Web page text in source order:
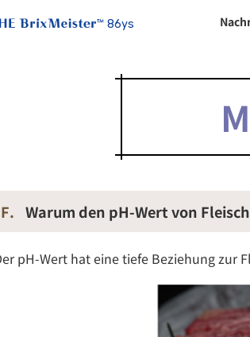
86ys
M
F. Warum den pH-Wert von
pH-Wert hat eine tiefe Beziehung zur